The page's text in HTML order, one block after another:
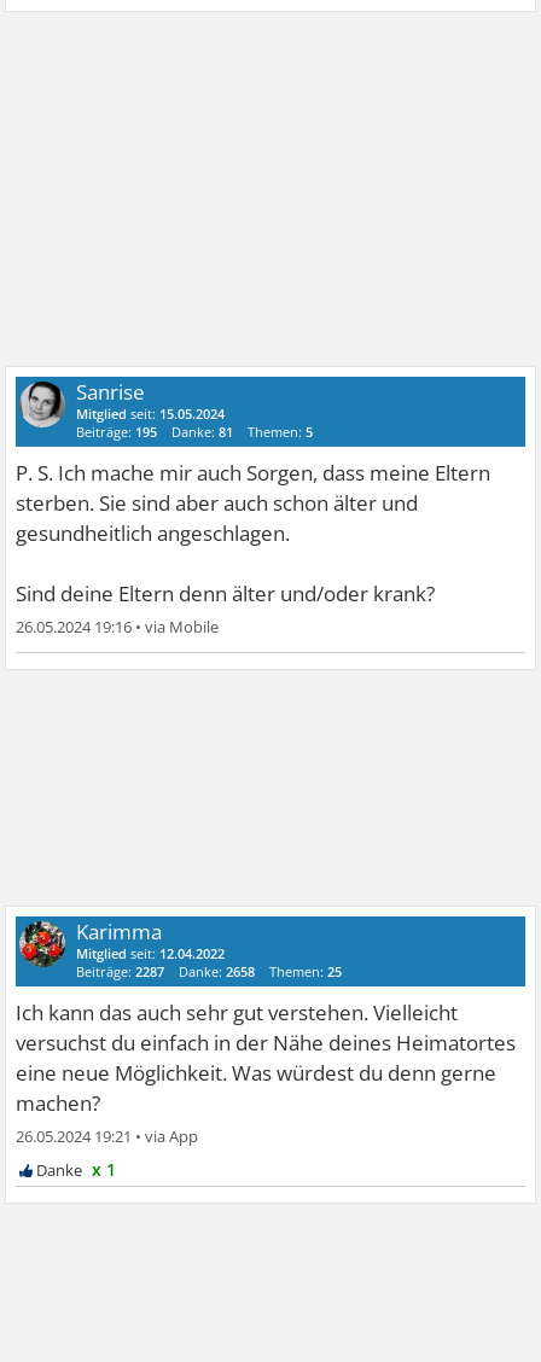
Sanrise
Mitglied seit: 15.05.2024
Beiträge: 195 Danke:81 Themen:5
P. S. Ich mache mir auch Sorgen, dass meine Eltern
sterben. Sie sind aber auch schon älter und
gesundheitlich angeschlagen.
Sind deine Eltern denn älter und/oder krank?
26.05.2024 19:16 •
Karimma
Mitglied seit: 12.04.2022
Beiträge:2287 Danke:2658 Themen:25
Ich kann das auch sehr gut verstehen. Vielleicht
versuchst du einfach in der Nähe deines Heimatortes
eine neue Möglichkeit. Was würdest du denn gerne
machen?
26.05.2024 19:21 •
x 1